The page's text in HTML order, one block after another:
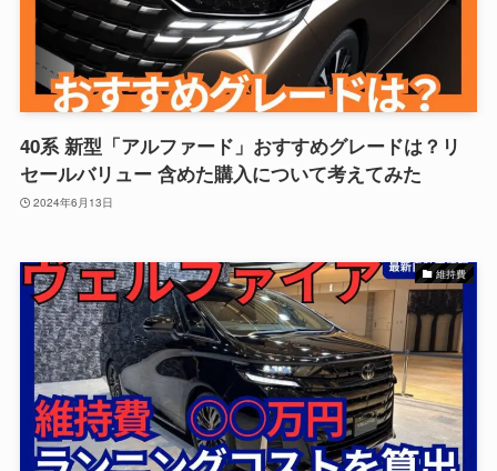
40系 新型「アルファード」おすすめグレードは？リ
セールバリュー 含めた購入について考えてみた
2024年6月13日
維持費